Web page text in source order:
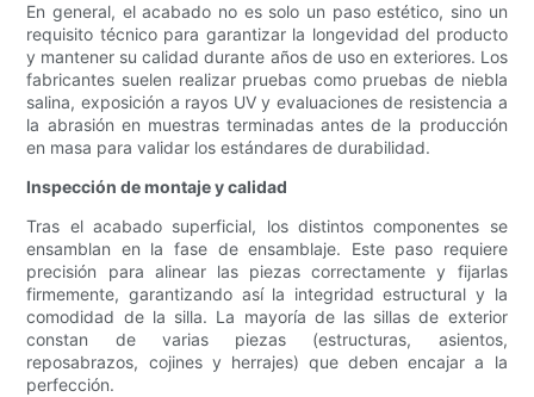
En general, el acabado no es solo un paso estético, sino un
requisito técnico para garantizar la longevidad del producto
y mantener su calidad durante años de uso en exteriores. Los
fabricantes suelen realizar pruebas como pruebas de niebla
salina, exposición a rayos UV y evaluaciones de resistencia a
la abrasión en muestras terminadas antes de la producción
en masa para validar los estándares de durabilidad.
Inspección de montaje y calidad
Tras el acabado superficial, los distintos componentes se
ensamblan en la fase de ensamblaje. Este paso requiere
precisión para alinear las piezas correctamente y fijarlas
firmemente, garantizando así la integridad estructural y la
comodidad de la silla. La mayoría de las sillas de exterior
constan de varias piezas (estructuras, asientos,
reposabrazos, cojines y herrajes) que deben encajar a la
perfección.